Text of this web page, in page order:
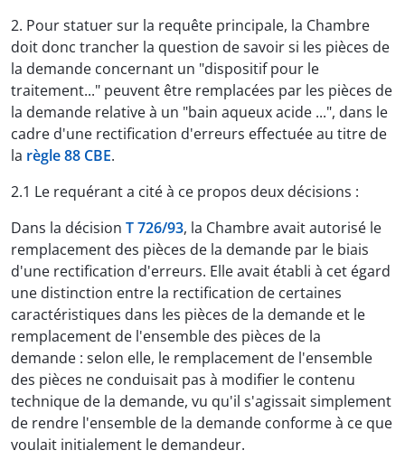
2. Pour statuer sur la requête principale, la Chambre
doit donc trancher la question de savoir si les pièces de
la demande concernant un "dispositif pour le
traitement..." peuvent être remplacées par les pièces de
la demande relative à un "bain aqueux acide ...", dans le
cadre d'une rectification d'erreurs effectuée au titre de
la règle 88 CBE.
2.1 Le requérant a cité à ce propos deux décisions :
Dans la décision T 726/93, la Chambre avait autorisé le
remplacement des pièces de la demande par le biais
d'une rectification d'erreurs. Elle avait établi à cet égard
une distinction entre la rectification de certaines
caractéristiques dans les pièces de la demande et le
remplacement de l'ensemble des pièces de la
demande : selon elle, le remplacement de l'ensemble
des pièces ne conduisait pas à modifier le contenu
technique de la demande, vu qu'il s'agissait simplement
de rendre l'ensemble de la demande conforme à ce que
voulait initialement le demandeur.